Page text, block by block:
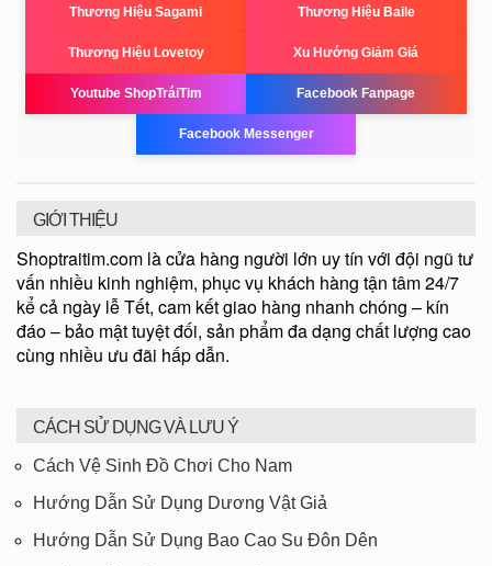
Thương Hiệu Sagami Thương Hiệu Baile
Thương Hiệu Lovetoy Xu Hướng Giảm Giá
Youtube ShopTráiTim Facebook Fanpage
Facebook Messenger
GIỚI THIỆU
Shoptraitim.com là cửa hàng người lớn uy tín với đội ngũ tư
vấn nhiều kinh nghiệm, phục vụ khách hàng tận tâm 24/7
kể cả ngày lễ Tết, cam kết giao hàng nhanh chóng – kín
đáo – bảo mật tuyệt đối, sản phẩm đa dạng chất lượng cao
cùng nhiều ưu đãi hấp dẫn.
CÁCH SỬ DỤNG VÀ LƯU Ý
Cách Vệ Sinh Đồ Chơi Cho Nam
Hướng Dẫn Sử Dụng Dương Vật Giả
Hướng Dẫn Sử Dụng Bao Cao Su Đôn Dên